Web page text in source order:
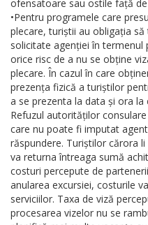
ofensatoare sau ostile față
•Pentru programele care
plecare, turiștii au obligația
solicitate agenției în termenul
orice risc de a nu se obține
plecare. În cazul în care
prezența fizică a turiștilor
a se prezenta la data și ora
Refuzul autorităților
care nu poate fi imputat
răspundere. Turiștilor cărora
va returna întreaga sumă
costuri percepute de
anularea excursiei, costurile
serviciilor. Taxa de viză
procesarea vizelor nu se